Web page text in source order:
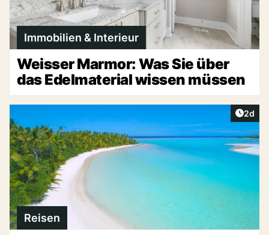
Immobilien & Interieur
Weisser Marmor: Was Sie über
das Edelmaterial wissen müssen
2d
Reisen